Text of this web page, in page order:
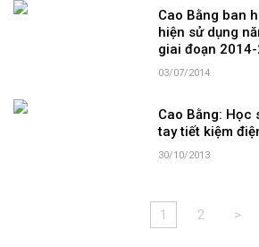
Cao Bằng ban
hiện sử dụng
giai đoạn
03/07/2014
Cao Bằng:
tay tiết kiệm
30/10/2013
1 2 >